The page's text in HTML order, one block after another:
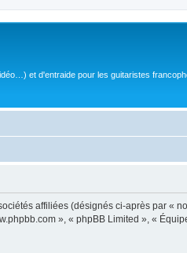
et d'entraide pour les guitaristes
affiliées (désignés ci-après par «
», « phpBB Limited », «